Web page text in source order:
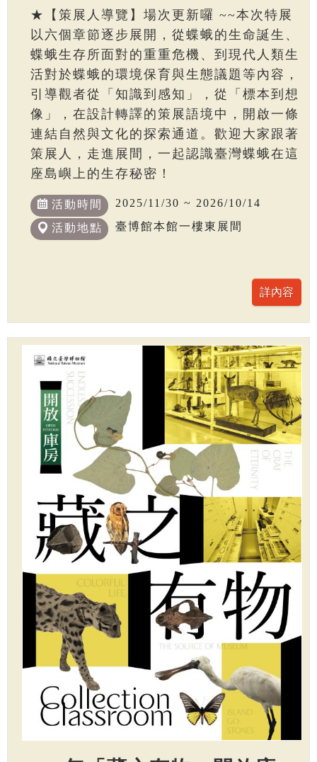
★【策展人導覽】場次更新囉 ~~本次特展
以六個章節逐步展開，從蝶蛾的生命誕生、
蝶蛾生存所面對的重重危機、到現代人類生
活對於蝶蛾的環境保育與生態議題等內容，
引導觀者從「知識到感知」，從「標本到想
像」，在設計轉譯的策展語境中，開啟一條
連結自然與文化的探索通道。歡迎大家跟著
策展人，走進展間，一起認識臺灣蝶蛾在這
座島嶼上的生存秘密！
活動時間 2025/11/30 ~ 2026/10/14
活動地點 臺博館本館一樓東展間